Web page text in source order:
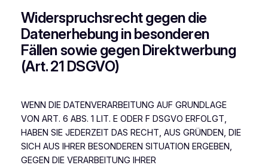
Widerspruchsrecht gegen die
Datenerhebung in besonderen
Fällen sowie gegen Direktwerbung
(Art. 21 DSGVO)
WENN DIE DATENVERARBEITUNG AUF GRUNDLAGE
VON ART. 6 ABS. 1 LIT. E ODER F DSGVO ERFOLGT,
HABEN SIE JEDERZEIT DAS RECHT, AUS GRÜNDEN, DIE
SICH AUS IHRER BESONDEREN SITUATION ERGEBEN,
GEGEN DIE VERARBEITUNG IHRER